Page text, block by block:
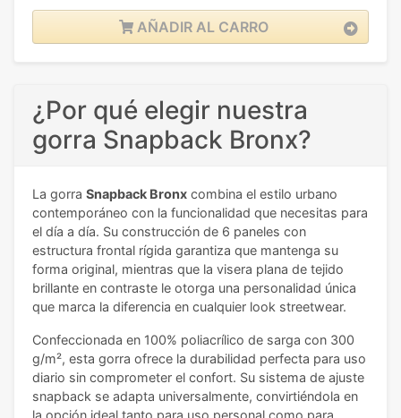
AÑADIR AL CARRO
¿Por qué elegir nuestra
gorra Snapback Bronx?
La gorra Snapback Bronx combina el estilo urbano
contemporáneo con la funcionalidad que necesitas para
el día a día. Su construcción de 6 paneles con
estructura frontal rígida garantiza que mantenga su
forma original, mientras que la visera plana de tejido
brillante en contraste le otorga una personalidad única
que marca la diferencia en cualquier look streetwear.
Confeccionada en 100% poliacrílico de sarga con 300
g/m², esta gorra ofrece la durabilidad perfecta para uso
diario sin comprometer el confort. Su sistema de ajuste
snapback se adapta universalmente, convirtiéndola en
la opción ideal tanto para uso personal como para